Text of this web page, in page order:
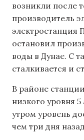
возникли после
производитель
электростанция
остановил
воды в Дунае. С
сталкивается и
В районе
низкого уровня
утром уровень
чем три дня